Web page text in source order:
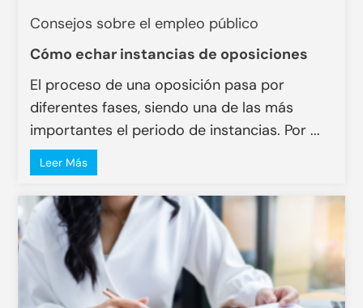
Consejos sobre el empleo público
Cómo echar instancias de oposiciones
El proceso de una oposición pasa por
diferentes fases, siendo una de las más
importantes el periodo de instancias. Por ...
Leer Más